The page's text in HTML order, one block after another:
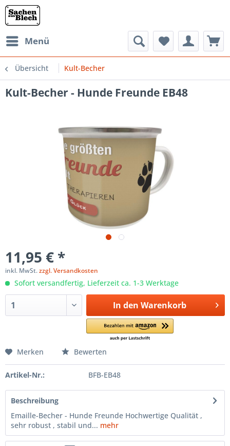
Menü
Übersicht Kult-Becher
Kult-Becher - Hunde Freunde EB48
11,95 € *
inkl. MwSt.zzgl. Versandkosten
Sofort versandfertig, Lieferzeit ca. 1-3 Werktage
In den Warenkorb
Merken Bewerten
Artikel-Nr.: BFB-EB48
Beschreibung
Emaille-Becher - Hunde Freunde Hochwertige Qualität ,
sehr robust , stabil und... mehr